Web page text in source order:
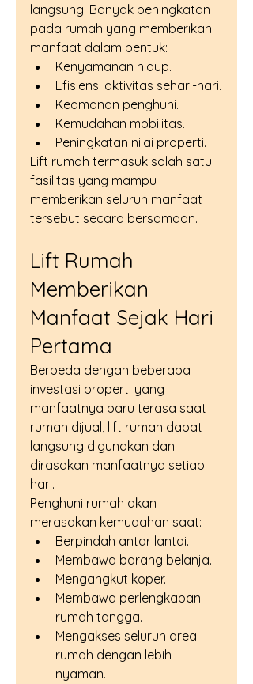
langsung. Banyak peningkatan
pada rumah yang memberikan
manfaat dalam bentuk:
Kenyamanan hidup.
Efisiensi aktivitas sehari-hari.
Keamanan penghuni.
Kemudahan mobilitas.
Peningkatan nilai properti.
Lift rumah termasuk salah satu
fasilitas yang mampu
memberikan seluruh manfaat
tersebut secara bersamaan.
Lift Rumah
Memberikan
Manfaat Sejak Hari
Pertama
Berbeda dengan beberapa
investasi properti yang
manfaatnya baru terasa saat
rumah dijual, lift rumah dapat
langsung digunakan dan
dirasakan manfaatnya setiap
hari.
Penghuni rumah akan
merasakan kemudahan saat:
Berpindah antar lantai.
Membawa barang belanja.
Mengangkut koper.
Membawa perlengkapan
rumah tangga.
Mengakses seluruh area
rumah dengan lebih
nyaman.